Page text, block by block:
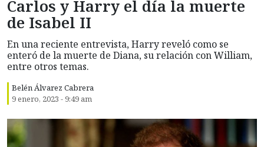
Carlos y Harry el día la muerte
de Isabel II
En una reciente entrevista, Harry reveló como se
enteró de la muerte de Diana, su relación con William,
entre otros temas.
Belén Álvarez Cabrera
9 enero, 2023 - 9:49 am